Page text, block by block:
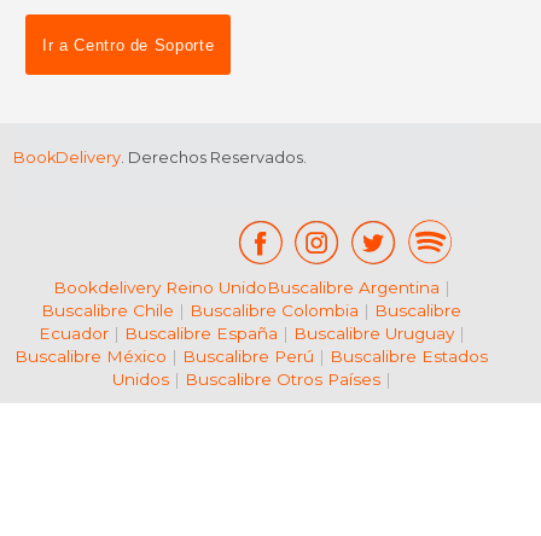
40%
Ir a Centro de Soporte
BookDelivery. Derechos Reservados.
Bookdelivery Reino UnidoBuscalibre Argentina |
Buscalibre Chile | Buscalibre Colombia | Buscalibre
Ecuador| Buscalibre España | Buscalibre Uruguay|
Buscalibre México | Buscalibre Perú | Buscalibre Estados
Unidos| Buscalibre Otros Países|